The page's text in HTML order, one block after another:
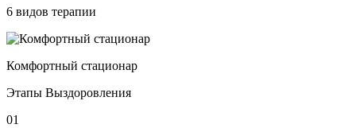
6 видов терапии
Комфортный стационар
Этапы Выздоровления
01